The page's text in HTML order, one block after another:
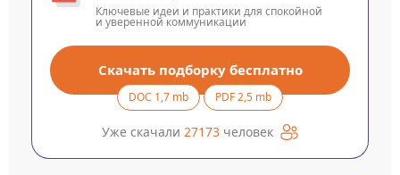
Ключевые идеи и практики для спокойной
и уверенной коммуникации
Скачать подборку бесплатно
DOC 1,7 mb PDF 2,5 mb
Уже скачали 27173 человек